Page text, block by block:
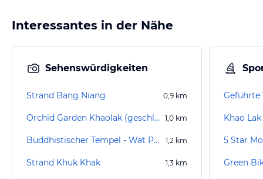
Interessantes in der Nähe
Sehenswürdigkeiten
Strand Bang Niang 0,9 km
Orchid Garden Khaolak (geschlossen) 1,0 km
Buddhistischer Tempel - Wat Phanat Nikhom 1,2 km
Strand Khuk Khak 1,3 km
Khao
Green